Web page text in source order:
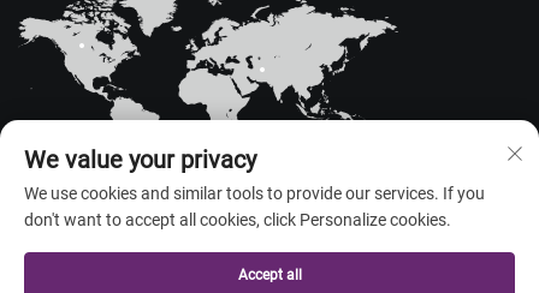
Informativa sulla privacy
We value your privacy
We use cookies and similar tools to provide our services. If you
don't want to accept all cookies, click Personalize cookies.
Accept all